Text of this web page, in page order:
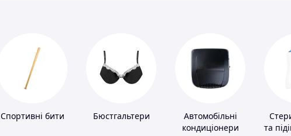
Спортивні бити Бюстгальтери
Автомобільні
кондиціонери
та